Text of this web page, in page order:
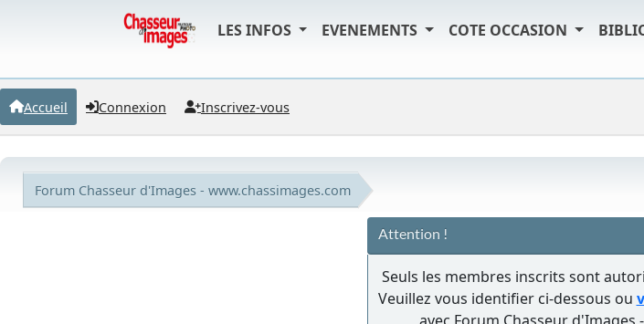
LES INFOS EVENEMENTS COTE OCCASION
Accueil Connexion Inscrivez-vous
Forum Chasseur d'Images - www.chassimages.com
Attention !
Seuls les membres inscrits sont
Veuillez vous identifier ci-dessous ou